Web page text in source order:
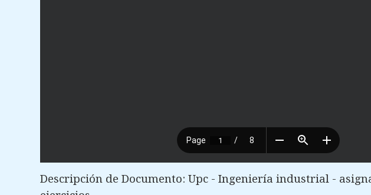
Descripción de Documento: Upc - Ingeniería industrial -